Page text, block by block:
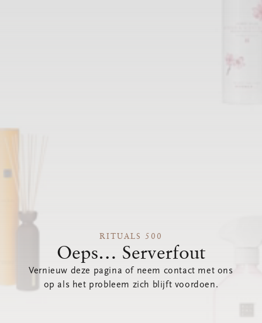
RITUALS 500
Oeps… Serverfout
Vernieuw deze pagina of neem contact met ons
op als het probleem zich blijft voordoen.